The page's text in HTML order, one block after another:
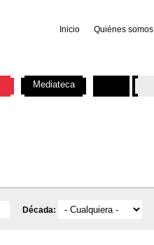
Inicio Quiénes somos
Década:
Mediateca